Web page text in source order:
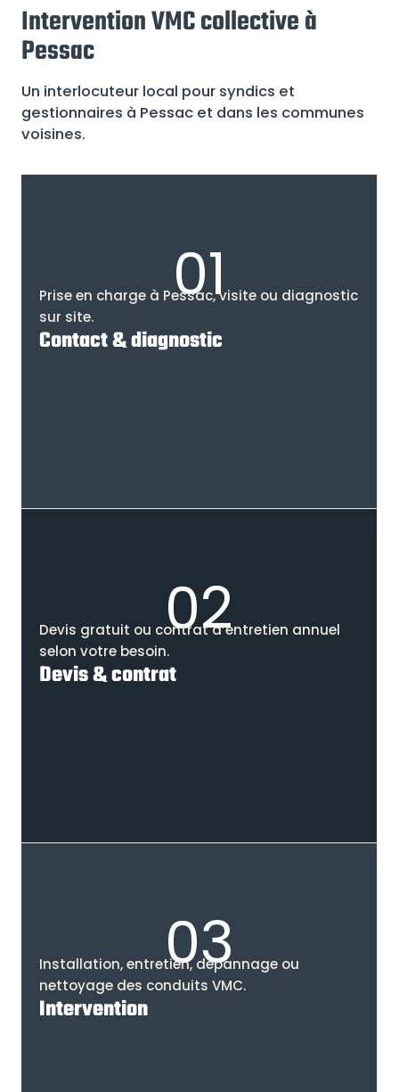
Intervention VMC collective à
Pessac
Un interlocuteur local pour syndics et
gestionnaires à Pessac et dans les communes
voisines.
01
Prise en charge à Pessac, visite ou diagnostic
sur site.
Contact & diagnostic
02
Devis gratuit ou contrat d’entretien annuel
selon votre besoin.
Devis & contrat
03
Installation, entretien, dépannage ou
nettoyage des conduits VMC.
Intervention